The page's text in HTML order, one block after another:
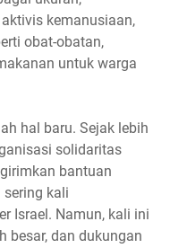
kemanusiaan,
obat-obatan,
untuk warga
hal baru. Sejak lebih
solidaritas
bantuan
sering kali
Israel. Namun, kali ini
besar, dan dukungan